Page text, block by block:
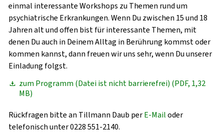
einmal interessante Workshops zu Themen rund um
psychiatrische Erkrankungen. Wenn Du zwischen 15 und 18
Jahren alt und offen bist für interessante Themen, mit
denen Du auch in Deinem Alltag in Berührung kommst oder
kommen kannst, dann freuen wir uns sehr, wenn Du unserer
Einladung folgst.
zum Programm (Datei ist nicht barrierefrei) (PDF, 1,32
MB)
Rückfragen bitte an Tillmann Daub perE-Mailoder
telefonisch unter 0228 551-2140.